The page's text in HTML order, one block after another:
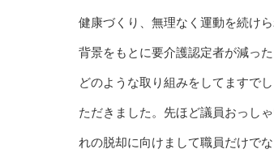
健康づくり、無理なく運動を続け
背景をもとに要介護認定者が減っ
どのような取り組みをしてますで
ただきました。先ほど議員おっし
れの脱却に向けまして職員だけで